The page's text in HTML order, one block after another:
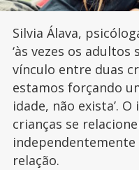
Silvia Álava,
‘às vezes os
vínculo entre duas
estamos forçando
idade, não exista’.
crianças se
relação.